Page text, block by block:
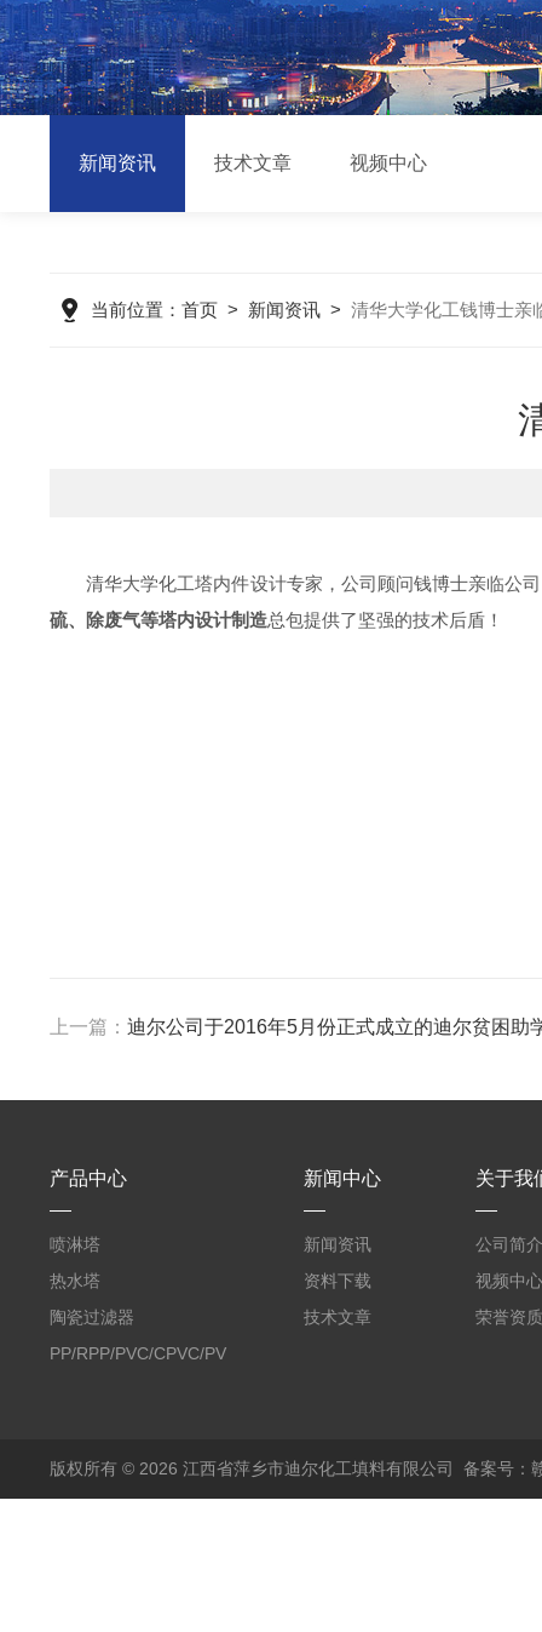
新闻资讯 技术文章 视频中心
当前位置： 首页> 新闻资讯> 清华大学化工钱博士亲
清华大学化工塔内件设计专家，公司顾问钱博士亲临公
硫、除废气等塔内设计制造总包提供了坚强的技术后盾！
上一篇： 迪尔公司于2016年5月份正式成立的迪尔贫困助
产品中心
喷淋塔
热水塔
陶瓷过滤器
PP/RPP/PVC/CPVC/PVDF
新闻中心
新闻资讯
资料下载
技术文章
关于我
公司简介
视频中心
荣誉资质
版权所有 © 2026 江西省萍乡市迪尔化工填料有限公司 备案号：